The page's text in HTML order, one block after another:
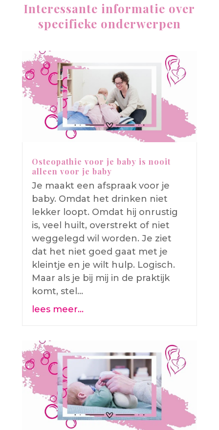
Interessante informatie over
specifieke onderwerpen
Osteopathie voor je baby is nooit
alleen voor je baby
Je maakt een afspraak voor je
baby. Omdat het drinken niet
lekker loopt. Omdat hij onrustig
is, veel huilt, overstrekt of niet
weggelegd wil worden. Je ziet
dat het niet goed gaat met je
kleintje en je wilt hulp. Logisch.
Maar als je bij mij in de praktijk
komt, stel…
lees meer…